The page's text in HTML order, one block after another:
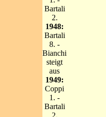
Bartali
2.
1948:
Bartali
8. -
Bianchi
steigt
aus
1949:
Coppi
1. -
Bartali
2.